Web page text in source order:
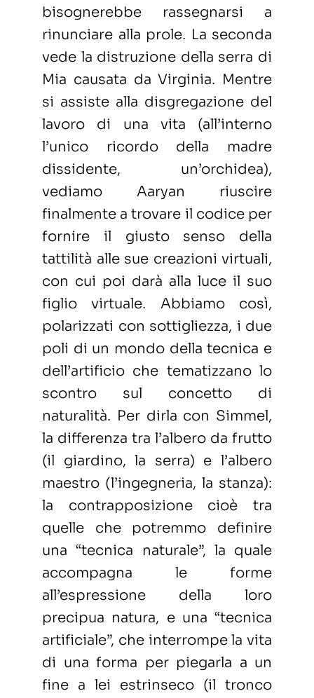
bisognerebbe rassegnarsi a
rinunciare alla prole. La seconda
vede la distruzione della serra di
Mia causata da Virginia. Mentre
si assiste alla disgregazione del
lavoro di una vita (all’interno
l’unico ricordo della madre
dissidente, un’orchidea),
vediamo Aaryan riuscire
finalmente a trovare il codice per
fornire il giusto senso della
tattilità alle sue creazioni virtuali,
con cui poi darà alla luce il suo
figlio virtuale. Abbiamo così,
polarizzati con sottigliezza, i due
poli di un mondo della tecnica e
dell’artificio che tematizzano lo
scontro sul concetto di
naturalità. Per dirla con Simmel,
la differenza tra l’albero da frutto
(il giardino, la serra) e l’albero
maestro (l’ingegneria, la stanza):
la contrapposizione cioè tra
quelle che potremmo definire
una “tecnica naturale”, la quale
accompagna le forme
all’espressione della loro
precipua natura, e una “tecnica
artificiale”, che interrompe la vita
di una forma per piegarla a un
fine a lei estrinseco (il tronco